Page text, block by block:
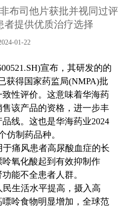
布司他片获批并视同过评
者提供优质治疗选择
01-22
宣布，其研发的的
获得国家药监局(NMPA)批
性评价。这意味着华海药
该产品的资格，进一步丰
线。这也是华海药业2024
仿制药品种。
痛风患者高尿酸血症的长
氧化酸起到有效抑制作
能不全患者人群。
生活水平提高，摄入高
呤食物明显增加，全球范